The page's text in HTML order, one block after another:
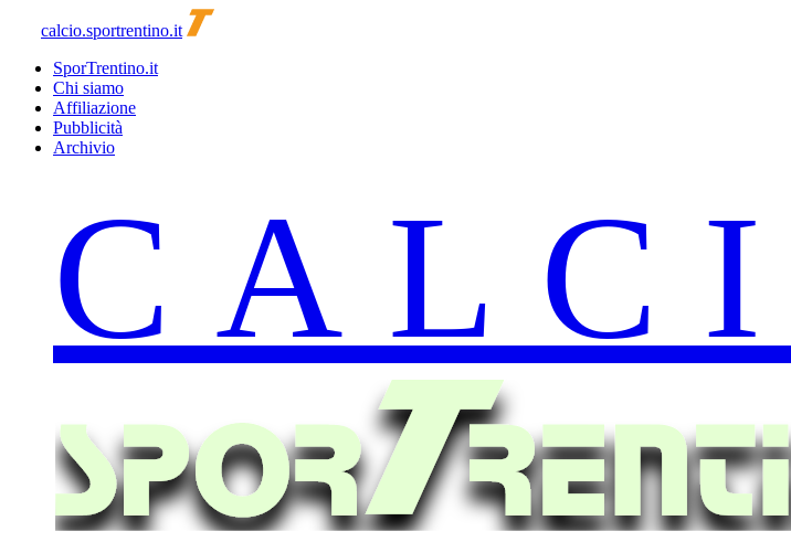
calcio.sportrentino.it
SporTrentino.it
Chi siamo
Affiliazione
Pubblicità
Archivio